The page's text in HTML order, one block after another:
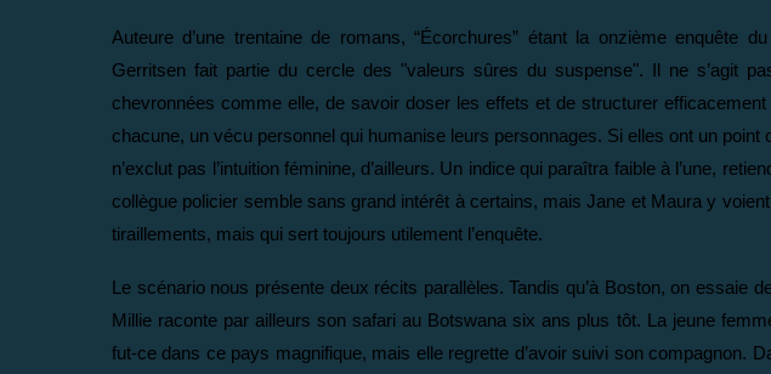
Auteure d’une trentaine de romans, “Écorchures” étant la onzième enquête
Gerritsen fait partie du cercle des "valeurs sûres du suspense". Il ne s’agit
chevronnées comme elle, de savoir doser les effets et de structurer efficacement
chacune, un vécu personnel qui humanise leurs personnages. Si elles ont un point
n’exclut pas l’intuition féminine, d’ailleurs. Un indice qui paraîtra faible à l’une,
collègue policier semble sans grand intérêt à certains, mais Jane et Maura y
tiraillements, mais qui sert toujours utilement l’enquête.
Le scénario nous présente deux récits parallèles. Tandis qu’à Boston, on essaie
Millie raconte par ailleurs son safari au Botswana six ans plus tôt. La jeune
fut-ce dans ce pays magnifique, mais elle regrette d’avoir suivi son compagnon.